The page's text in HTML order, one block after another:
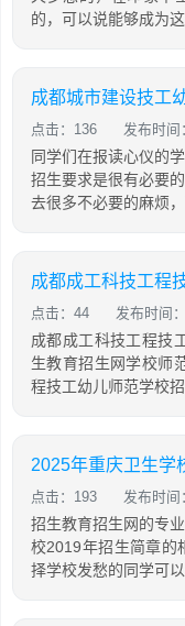
的，可以说能够成为
点击：136 发布时间
同学们在报读心仪的
招生要求是很有必要
去很多不必要的麻烦
点击：44 发布时间
成都成工科技工程技
生教育招生网学校师
程技工幼儿师范学校
2025年重庆卫生学
点击：193 发布时间
招生教育招生网的专
校2019年招生简章的
择学校发愁的同学可